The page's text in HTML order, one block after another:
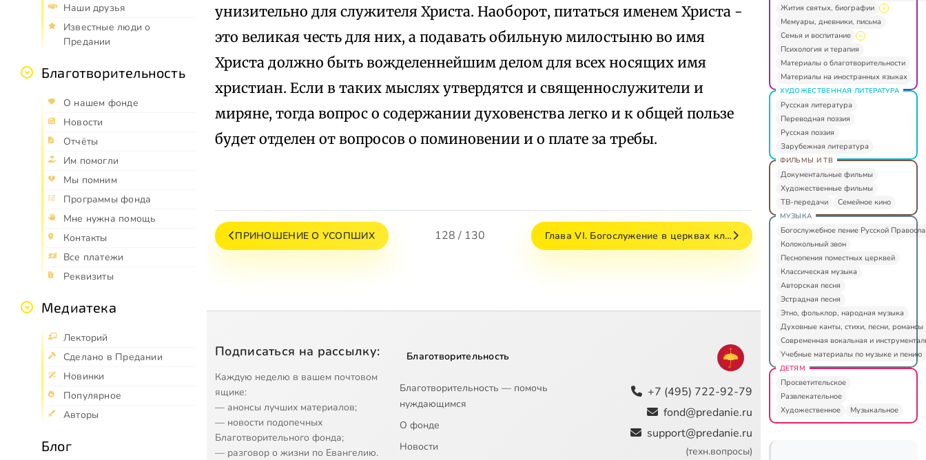
Наши друзья
Известные люди о
Предании
Благотворительность
О нашем фонде
Новости
Отчёты
Им помогли
Мы помним
Программы фонда
Мне нужна помощь
Контакты
Все платежи
Реквизиты
Медиатека
Лекторий
Сделано в Предании
Новинки
Популярное
Авторы
Блог
унизительно для служителя Христа. Наоборот, питаться именем Христа -
это великая честь для них, а подавать обильную милостыню во имя
Христа должно быть вожделеннейшим делом для всех носящих имя
христиан. Если в таких мыслях утвердятся и священнослужители и
миряне, тогда вопрос о содержании духовенства легко и к общей пользе
будет отделен от вопросов о поминовении и о плате за требы.
ПРИНОШЕНИЕ О УСОПШИХ 128 / 130 Глава VI. Богослужение в церквах кл…
Подписаться на рассылку:
Каждую неделю в вашем почтовом
ящике:
— анонсы лучших материалов;
— новости подопечных
Благотворительного фонда;
— разговор о жизни по Евангелию.
Благотворительность
Благотворительность — помочь
нуждающимся
О фонде
Новости
+7 (495) 722-92-79
fond@predanie.ru
support@predanie.ru
(техн.вопросы)
Жития святых, биографии
Мемуары, дневники, письма
Семья и воспитание
Психология и терапия
Материалы о благотворительности
Материалы на иностранных языках
ХУДОЖЕСТВЕННАЯ ЛИТЕРАТУРА
Русская литература
Переводная поэзия
Русская поэзия
Зарубежная литература
ФИЛЬМЫ И ТВ
Документальные фильмы
Художественные фильмы
ТВ-передачи
Семейное кино
МУЗЫКА
Богослужебное пение Русской
Колокольный звон
Песнопения поместных церквей
Классическая музыка
Авторская песня
Эстрадная песня
Этно, фольклор, народная музыка
Духовные канты, стихи, песни, романсы
Современная вокальная и
Учебные материалы по музыке и пению
ДЕТЯМ
Просветительское
Развлекательное
Художественное
Музыкальное